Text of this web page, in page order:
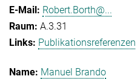
Robert.Borth@...
A.3.31
Publikationsreferenzen
Manuel Brando